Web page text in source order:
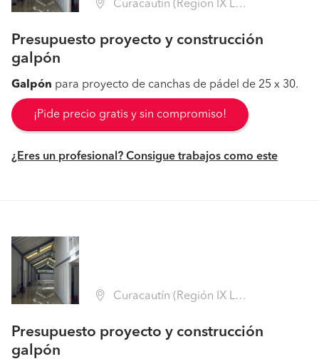
Curacautín (Región IX La Araucanía - Malleco)
Presupuesto proyecto y construcción
galpón
Galpón para proyecto de canchas de pádel de 25 x 30.
¡Pide precio gratis y sin compromiso!
¿Eres un profesional? Consigue trabajos como este
Curacautín (Región IX La Araucanía - Malleco)
Presupuesto proyecto y construcción
galpón